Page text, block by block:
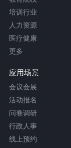
培训行业
人力资源
医疗健康
更多
应用场景
会议会展
活动报名
问卷调研
行政人事
线上预约